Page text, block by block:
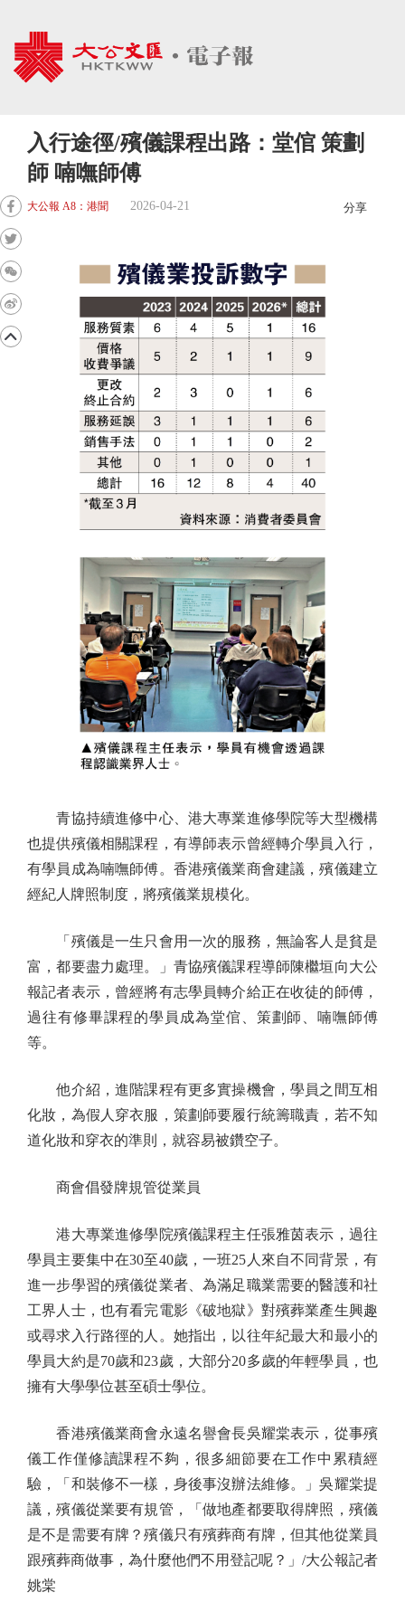
入行途徑/殯儀課程出路：堂倌 策劃
師 喃嘸師傅
大公報 A8：港聞 2026-04-21 分享
青協持續進修中心、港大專業進修學院等大型機構
也提供殯儀相關課程，有導師表示曾經轉介學員入行，
有學員成為喃嘸師傅。香港殯儀業商會建議，殯儀建立
經紀人牌照制度，將殯儀業規模化。
「殯儀是一生只會用一次的服務，無論客人是貧是
富，都要盡力處理。」青協殯儀課程導師陳檵垣向大公
報記者表示，曾經將有志學員轉介給正在收徒的師傅，
過往有修畢課程的學員成為堂倌、策劃師、喃嘸師傅
等。
他介紹，進階課程有更多實操機會，學員之間互相
化妝，為假人穿衣服，策劃師要履行統籌職責，若不知
道化妝和穿衣的準則，就容易被鑽空子。
商會倡發牌規管從業員
港大專業進修學院殯儀課程主任張雅茵表示，過往
學員主要集中在30至40歲，一班25人來自不同背景，有
進一步學習的殯儀從業者、為滿足職業需要的醫護和社
工界人士，也有看完電影《破地獄》對殯葬業產生興趣
或尋求入行路徑的人。她指出，以往年紀最大和最小的
學員大約是70歲和23歲，大部分20多歲的年輕學員，也
擁有大學學位甚至碩士學位。
香港殯儀業商會永遠名譽會長吳耀棠表示，從事殯
儀工作僅修讀課程不夠，很多細節要在工作中累積經
驗，「和裝修不一樣，身後事沒辦法維修。」吳耀棠提
議，殯儀從業要有規管，「做地產都要取得牌照，殯儀
是不是需要有牌？殯儀只有殯葬商有牌，但其他從業員
跟殯葬商做事，為什麼他們不用登記呢？」/大公報記者
姚棠